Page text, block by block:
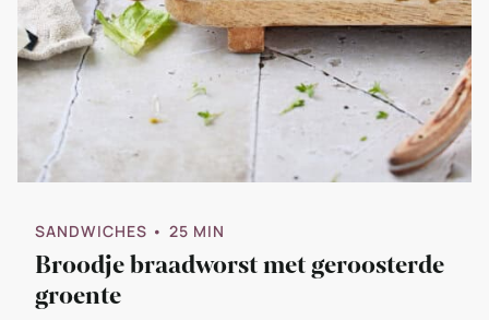
SANDWICHES • 25 MIN
Broodje braadworst met geroosterde
groente